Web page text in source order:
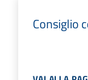
Consiglio